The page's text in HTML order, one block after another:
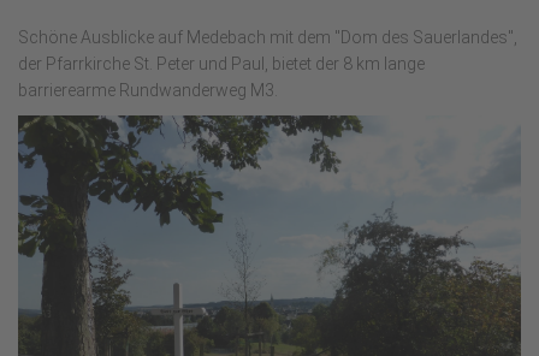
Schöne Ausblicke auf Medebach mit dem "Dom des Sauerlandes",
der Pfarrkirche St. Peter und Paul, bietet der 8 km lange
barrierearme Rundwanderweg M3.